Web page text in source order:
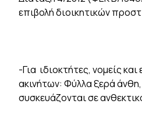
επιβολή διοικητικών
-Για ιδιοκτήτες, νομείς
ακινήτων: Φύλλα ξερά
συσκευάζονται σε